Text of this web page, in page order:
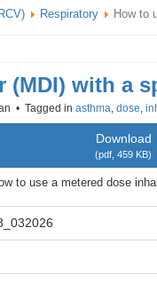
Respiratory How to
(MDI) with a
Tagged in asthma, dose,
Download
(pdf, 459 KB)
to use a metered dose